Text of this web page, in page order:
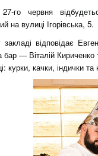
го червня
на вулиці Ігорівська, 5.
відповідає
бар — Віталій
курки, качки, індички та